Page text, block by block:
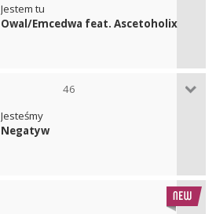
Jestem tu
Owal/Emcedwa feat. Ascetoholix
46
Jesteśmy
Negatyw